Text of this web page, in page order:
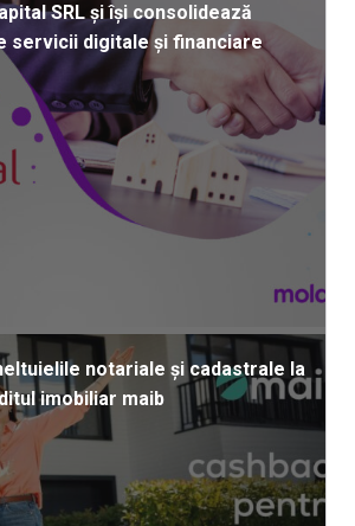
SRL și își consolidează
servicii digitale și financiare
notariale și cadastrale la
imobiliar maib